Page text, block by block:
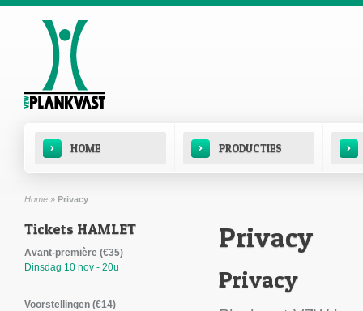
Overslaan en naar de inhoud gaan
Hoofdmenu
› HOME › PRODUCTIES ›
Home » Privacy
Tickets HAMLET
Avant-première (€35)
Dinsdag 10 nov - 20u
Voorstellingen (€14)
Privacy
Privacy